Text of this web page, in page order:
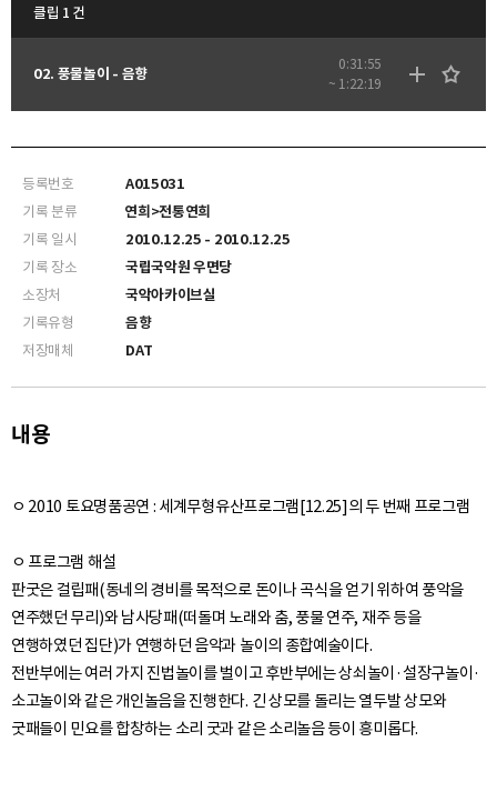
클립 1 건
02. 풍물놀이 - 음향
0:31:55
~ 1:22:19
등록번호
A015031
기록 분류
연희>전통연희
기록 일시
2010.12.25 - 2010.12.25
기록 장소
국립국악원 우면당
소장처
국악아카이브실
기록유형
음향
저장매체
DAT
내용
ㅇ 2010 토요명품공연 : 세계무형유산프로그램[12.25]의 두 번째 프로그램
ㅇ 프로그램 해설
판굿은 걸립패(동네의 경비를 목적으로 돈이나 곡식을 얻기 위하여 풍악을
연주했던 무리)와 남사당패(떠돌며 노래와 춤, 풍물 연주, 재주 등을
연행하였던 집단)가 연행하던 음악과 놀이의 종합예술이다.
전반부에는 여러 가지 진법놀이를 벌이고 후반부에는 상쇠놀이·설장구놀이·
소고놀이와 같은 개인놀음을 진행한다. 긴 상모를 돌리는 열두발 상모와